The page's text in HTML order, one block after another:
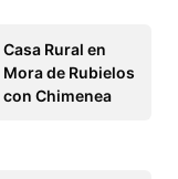
Casa Rural en
Mora de Rubielos
con Chimenea